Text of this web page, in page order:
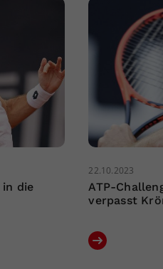
in die
22.10.2023
ATP-
verpasst